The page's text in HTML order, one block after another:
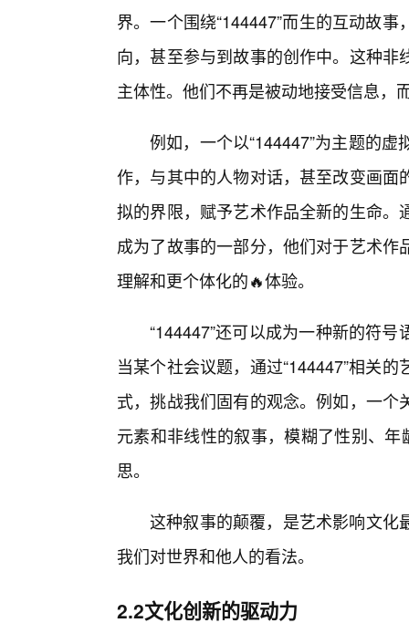
界。一个围绕“144447”而生的互动故
向，甚至参与到故事的创作中。这种
主体性。他们不再是被动地接受信息，
例如，一个以“144447”为主题的
作，与其中的人物对话，甚至改变画
拟的界限，赋予艺术作品全新的生命
成为了故事的一部分，他们对于艺术
理解和更个体化的🔥体验。
“144447”还可以成为一种新的符
当某个社会议题，通过“144447”相关
式，挑战我们固有的观念。例如，一
元素和非线性的叙事，模糊了性别、
思。
这种叙事的颠覆，是艺术影响文化
我们对世界和他人的看法。
2.2文化创新的驱动力